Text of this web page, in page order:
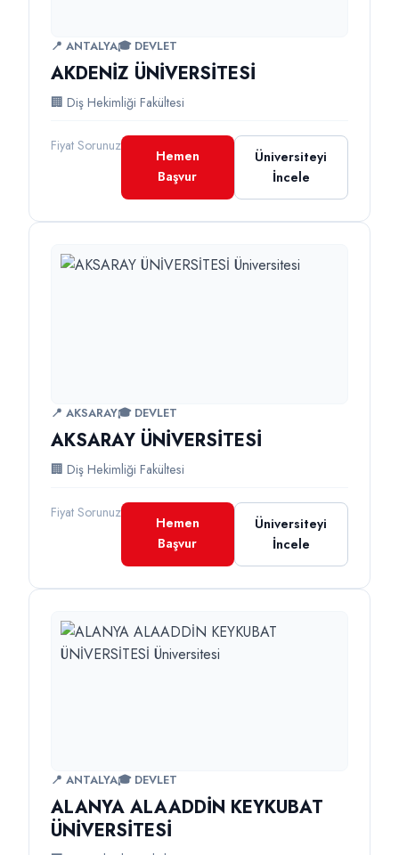
📍 ANTALYA🎓 DEVLET
AKDENİZ ÜNİVERSİTESİ
🏢 Diş Hekimliği Fakültesi
Fiyat Sorunuz
Hemen
Başvur
Üniversiteyi
İncele
📍 AKSARAY🎓 DEVLET
AKSARAY ÜNİVERSİTESİ
🏢 Diş Hekimliği Fakültesi
Fiyat Sorunuz
Hemen
Başvur
Üniversiteyi
İncele
📍 ANTALYA🎓 DEVLET
ALANYA ALAADDİN KEYKUBAT
ÜNİVERSİTESİ